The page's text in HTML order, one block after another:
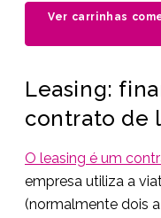
Ver carrinhas
Leasing:
contrato de
O leasing é um
empresa utiliza a
(normalmente dois